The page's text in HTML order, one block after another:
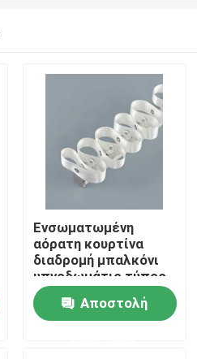
Ενσωματωμένη
αόρατη κουρτίνα
διαδρομή μπαλκόνι
υπνοδωμάτιο τύπος
εκτεθειμένος τύπος
σκύλος κουρτίνα
Αποστολή